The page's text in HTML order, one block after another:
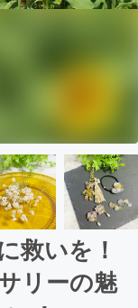
救いを！
リーの魅